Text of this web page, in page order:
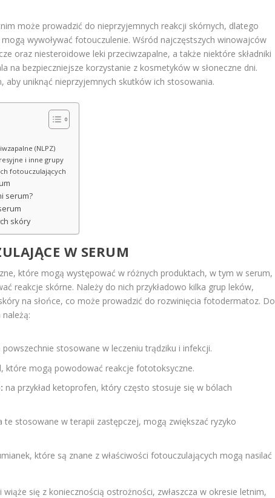
może prowadzić do nieprzyjemnych reakcji skórnych, dlatego
wywoływać fotouczulenie. Wśród najczęstszych winowajców
oraz niesteroidowe leki przeciwzapalne, a także niektóre składniki
na bezpieczniejsze korzystanie z kosmetyków w słoneczne dni.
uniknąć nieprzyjemnych skutków ich stosowania.
(NLPZ)
i inne grupy
fotouczulających
serum?
skóry
W SERUM
które mogą występować w różnych produktach, w tym w serum,
reakcje skórne. Należy do nich przykładowo kilka grup leków,
na słońce, co może prowadzić do rozwinięcia fotodermatoz. Do
stosowane w leczeniu trądziku i infekcji.
które mogą powodować reakcje fototoksyczne.
na przykład ketoprofen, który często stosuje się w bólach
te stosowane w terapii zastępczej, mogą zwiększać ryzyko
które są znane z właściwości fotouczulających mogą nasilać
się z koniecznością ostrożności, zwłaszcza w okresie letnim,